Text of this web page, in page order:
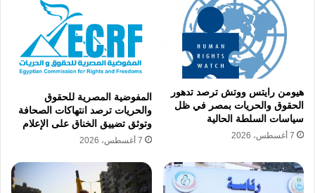
هيومن رايتس ووتش ترصد تدهور
الحقوق والحريات بمصر في ظل
سياسات السلطة الحالية
7 أغسطس، 2026
المفوضية المصرية للحقوق
والحريات ترصد انتهاكات الصحافة
وتوثق تضييق الخناق على الإعلام
7 أغسطس، 2026